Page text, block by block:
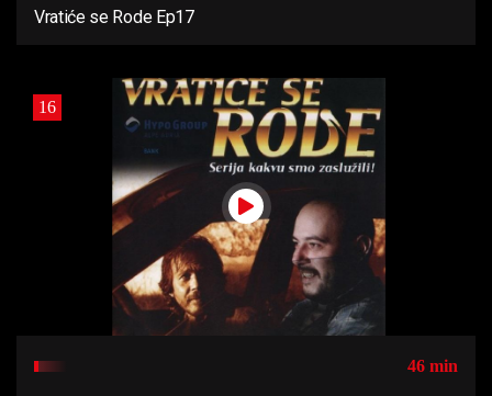
Vratiće se Rode Ep17
16
46 min